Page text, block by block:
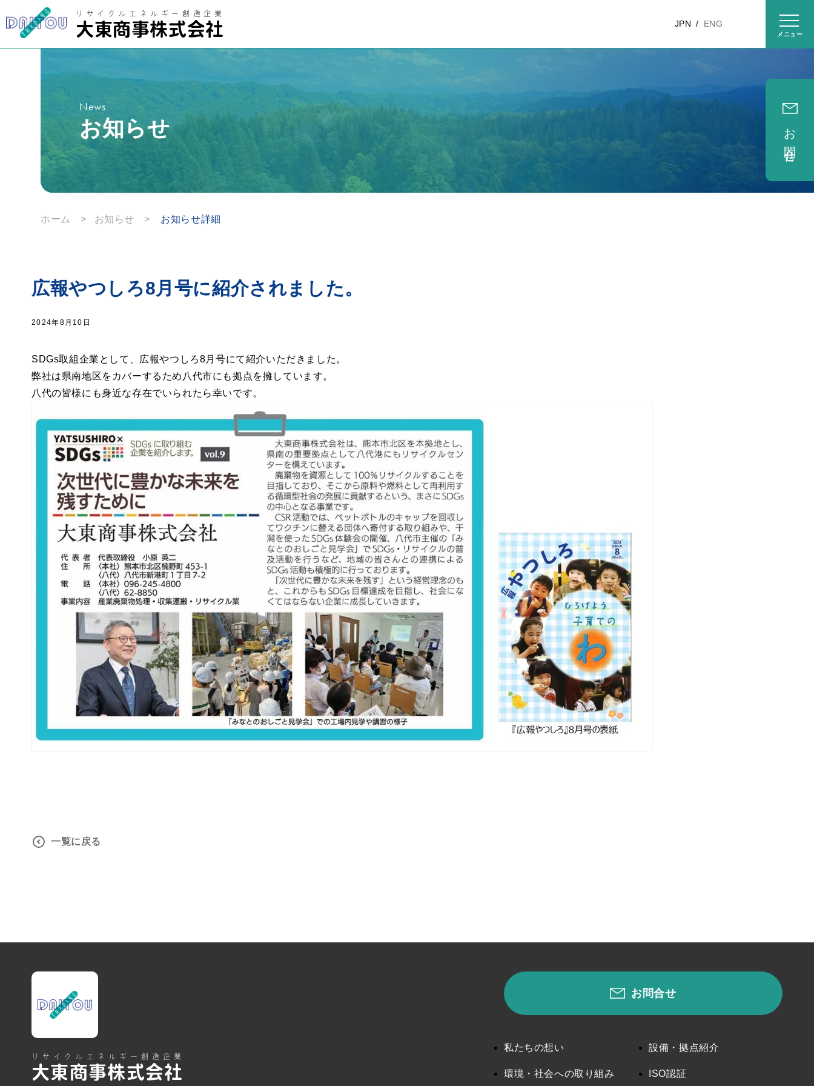
ンツに
進む
リサイクルエネルギー創造企業
大東商事株式会社 JPN ENG
News
お知らせ
ホーム > お知らせ > お知らせ詳細
広報やつしろ8月号に紹介されました。
2024年8月10日
SDGs取組企業として、広報やつしろ8月号にて紹介いただきました。
弊社は県南地区をカバーするため八代市にも拠点を擁しています。
八代の皆様にも身近な存在でいられたら幸いです。
一覧に戻る
お問合せ
リサイクルエネルギー創造企業
大東商事株式会社
お問合せ
私たちの想い 設備・拠点紹介
環境・社会への取り組み ISO認証